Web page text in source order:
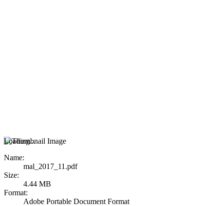
Loading...
Name:
mal_2017_11.pdf
Size:
4.44 MB
Format:
Adobe Portable Document Format